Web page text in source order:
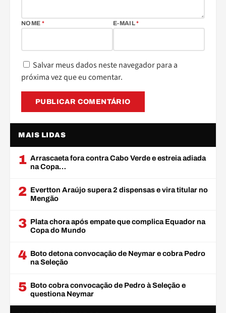
NOME * E-MAIL*
Salvar meus dados neste navegador para a
próxima vez que eu comentar.
MAIS LIDAS
1 Arrascaeta fora contra Cabo Verde e estreia adiada
na Copa…
2 Evertton Araújo supera 2 dispensas e vira titular no
Mengão
3 Plata chora após empate que complica Equador na
Copa do Mundo
4 Boto detona convocação de Neymar e cobra Pedro
na Seleção
5 Boto cobra convocação de Pedro à Seleção e
questiona Neymar